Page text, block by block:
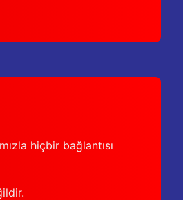
hiçbir bağlantısı